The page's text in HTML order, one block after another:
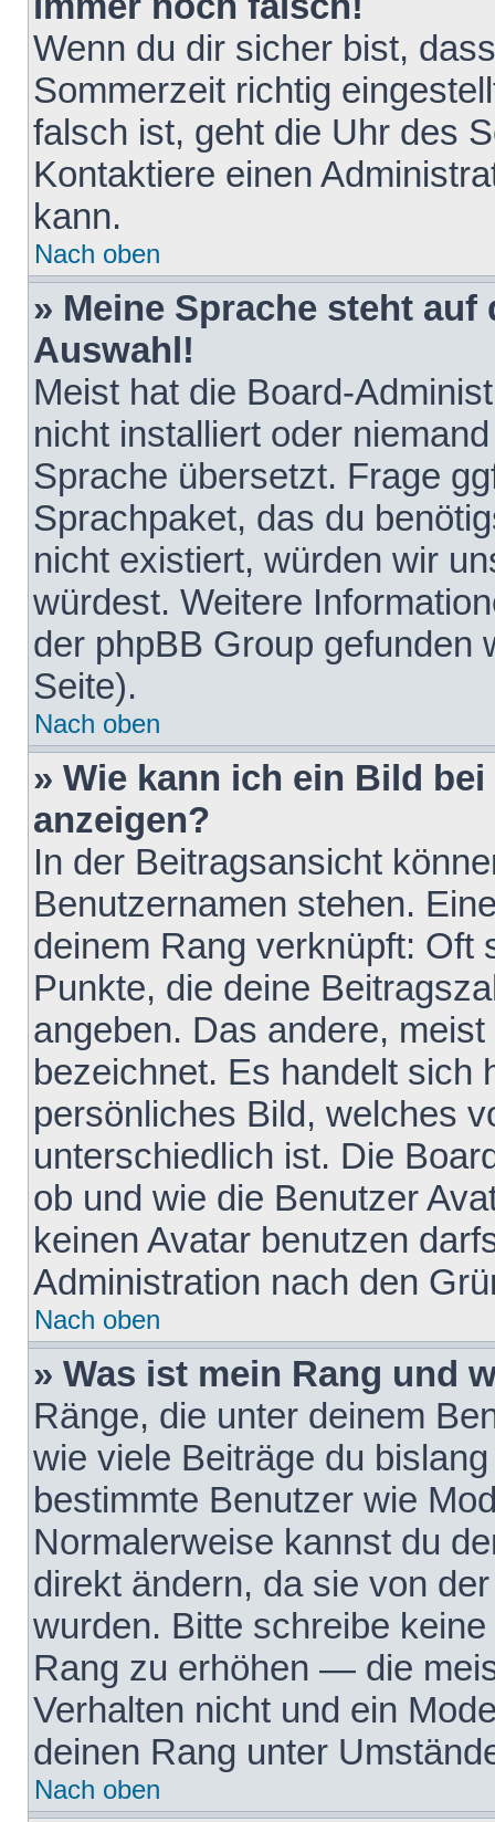
Wenn du dir sicher bist,
Sommerzeit richtig
falsch ist, geht die Uhr des
Kontaktiere einen
kann.
Nach oben
» Meine Sprache steht
Auswahl!
Meist hat die Board-
nicht installiert oder
Sprache übersetzt. Frage
Sprachpaket, das du
nicht existiert, würden wir
würdest. Weitere
der phpBB Group gefunden
Seite).
Nach oben
» Wie kann ich ein Bild
anzeigen?
In der Beitragsansicht
Benutzernamen stehen.
deinem Rang verknüpft: Oft
Punkte, die deine
angeben. Das andere,
bezeichnet. Es handelt sich
persönliches Bild, welches
unterschiedlich ist. Die
ob und wie die Benutzer
keinen Avatar benutzen
Administration nach den
Nach oben
» Was ist mein Rang und
Ränge, die unter deinem
wie viele Beiträge du
bestimmte Benutzer wie
Normalerweise kannst du
direkt ändern, da sie von
wurden. Bitte schreibe
Rang zu erhöhen — die
Verhalten nicht und ein
deinen Rang unter
Nach oben